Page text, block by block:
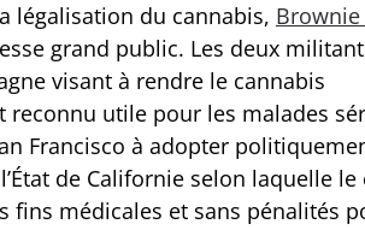
légalisation du cannabis,
grand public. Les deux
visant à rendre le cannabis
reconnu utile pour les malades
Francisco à adopter
de Californie selon laquelle le
fins médicales et sans pénalités